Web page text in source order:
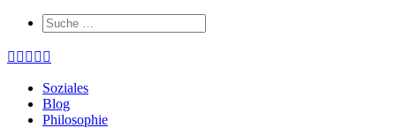
Soziales
Blog
Philosophie